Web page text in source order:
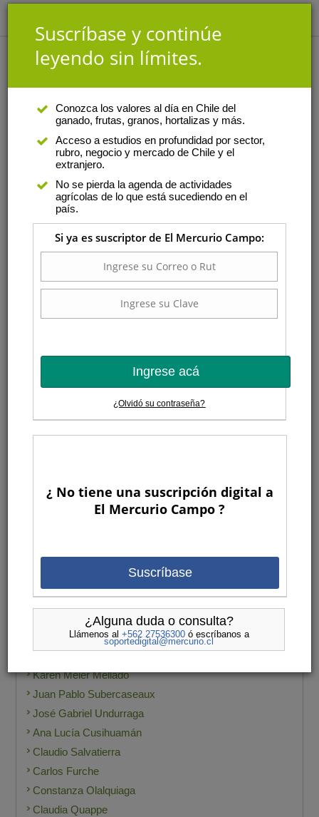
Esteban Basoalto
Es académico del Instituto de
la Facultad de Ciencias Agrarias
Chile (UACh).
Lobesia botrana: Los alcances de su
La ausencia de esta plaga en la zona sur del país,
especialmente en la Región de Los Ríos, deja a los
productores de arándanos en una posición privilegiada.
Economía y gestión
Fernando Araya
Gonzalo Manzano
Gustavo Rojas
Gonzalo Muñoz
Karen Meier Mellado
Juan Pablo Subercaseaux
José Gabriel Undurraga
Ana Lucía Cusihuamán
Claudio Salvatierra
Carlos Furche
Constanza Olalquiaga
Claudia Quappe
Suscríbase y continúe
leyendo sin límites.
Conozca los valores al día en Chile del
ganado, frutas, granos, hortalizas y más.
Acceso a estudios en profundidad por sector,
rubro, negocio y mercado de Chile y el
extranjero.
No se pierda la agenda de actividades
agrícolas de lo que está sucediendo en el
país.
Si ya es suscriptor de El Mercurio Campo:
Ingrese acá
¿Olvidó su contraseña?
¿ No tiene una suscripción digital a
El Mercurio Campo ?
Suscríbase
¿Alguna duda o consulta?
Llámenos al +562 27536300ó escríbanos a
soportedigital@mercurio.cl